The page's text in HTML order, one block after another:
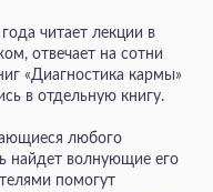
читает лекции в
отвечает на сотни
«Диагностика кармы»
в отдельную книгу.
любого
найдет волнующие его
помогут